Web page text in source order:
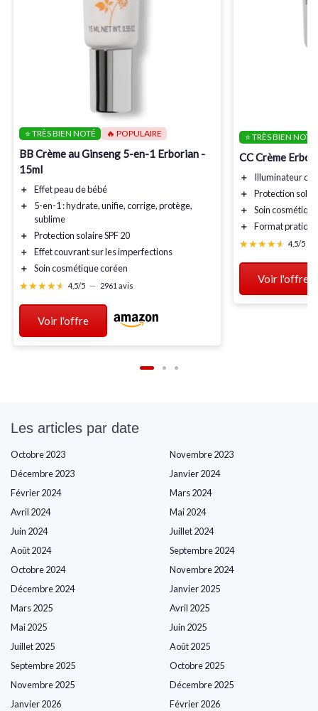
⭐ TRÈS BIEN NOTÉ 🔥 POPULAIRE
BB Crème au Ginseng 5-en-1 Erborian -
15ml
＋
Effet peau de bébé
＋
5-en-1 : hydrate, unifie, corrige, protège,
sublime
＋
Protection solaire SPF 20
＋
Effet couvrantsur les imperfections
＋
Soin cosmétique coréen
★★★★★
★★★★★ 4,5/5 — 2961 avis
Voir l'offre
⭐ TRÈS BIEN NOTÉ
CC Crème
＋
Illuminateur de
＋
Protection
＋
Soin
＋
Format
★★★★★
★★★★★ 4,5/5
Voir l'offre
Les articles par date
Octobre 2023
Novembre 2023
Décembre 2023
Janvier 2024
Février 2024
Mars 2024
Avril 2024
Mai 2024
Juin 2024
Juillet 2024
Août 2024
Septembre 2024
Octobre 2024
Novembre 2024
Décembre 2024
Janvier 2025
Mars 2025
Avril 2025
Mai 2025
Juin 2025
Juillet 2025
Août 2025
Septembre 2025
Octobre 2025
Novembre 2025
Décembre 2025
Janvier 2026
Février 2026